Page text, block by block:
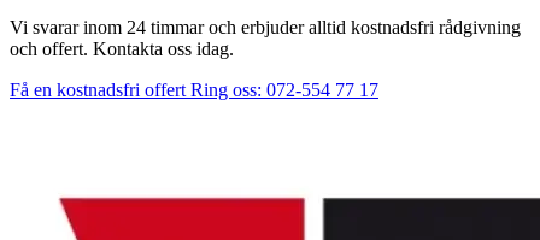
Vi svarar inom 24 timmar och erbjuder alltid kostnadsfri rådgivning
och offert. Kontakta oss idag.
Få en kostnadsfri offert Ring oss: 072-554 77 17